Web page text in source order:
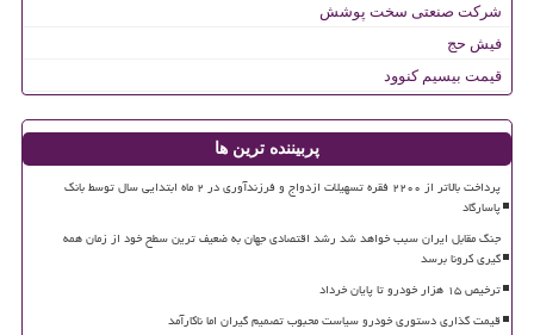
شرکت صنعتی سخت پوشش
فیش حج
قیمت بیسیم کنوود
پربیننده ترین ها
پرداخت بالاتر از ۲۲۰۰ فقره تسهیلات ازدواج و فرزندآوری در ۲ ماه ابتدایی سال توسط بانک
پاسارگاد
جنگ مقابل ایران سبب خواهد شد رشد اقتصادی جهان به ضعیف ترین سطح خود از زمان همه
گیری کرونا برسد
ترخیص ۱۵ هزار خودرو تا پایان خرداد
قیمت گذاری دستوری خودرو سیاست محبوب تصمیم گیران اما ناکارآمد